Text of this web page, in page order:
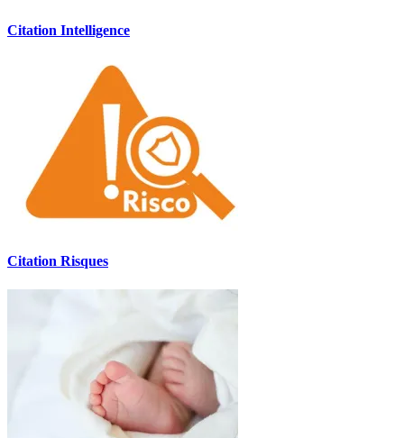
Citation Intelligence
Citation Risques